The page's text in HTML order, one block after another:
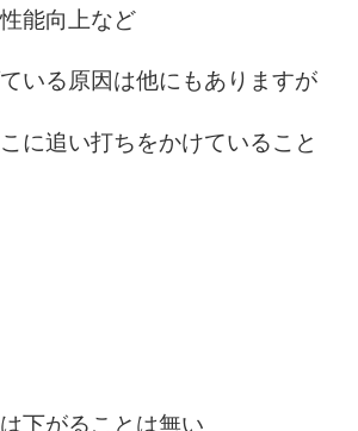
能向上など
いる原因は他にもありますが
に追い打ちをかけていること
下がることは無い